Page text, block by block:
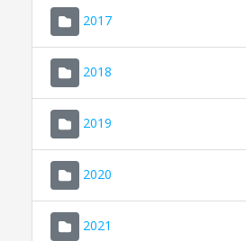
2017
2018
2019
2020
2021